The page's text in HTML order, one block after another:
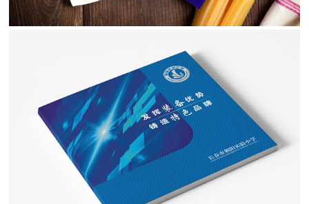
朝阳实验小学画册设计
长春市一类一级学校